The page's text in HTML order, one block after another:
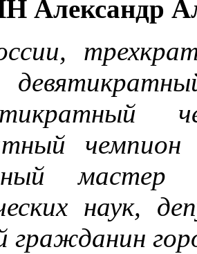
Александр
мастер
наук,
гражданин